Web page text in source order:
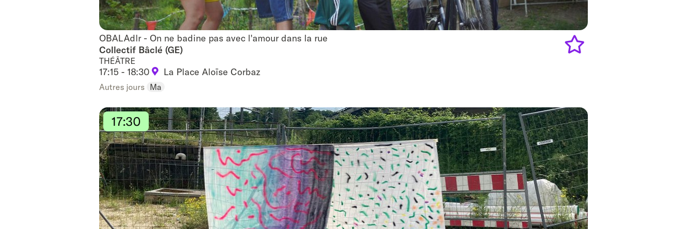
OBALAdlr - On ne badine pas avec l'amour dans la rue
OBALAdlr - On ne badine pas avec l'amour dans la rue
Collectif Bâclé (GE)
THÉÂTRE
17:15 - 18:30 La Place Aloïse Corbaz
Autres jours Ma
17:30